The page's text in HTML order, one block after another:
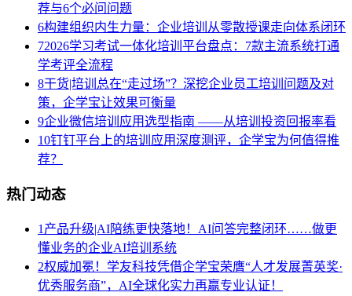
荐与6个必问问题
6构建组织内生力量：企业培训从零散授课走向体系闭环
72026学习考试一体化培训平台盘点：7款主流系统打通
学考评全流程
8干货|培训总在“走过场”？深挖企业员工培训问题及对
策，企学宝让效果可衡量
9企业微信培训应用选型指南 ——从培训投资回报率看
10钉钉平台上的培训应用深度测评，企学宝为何值得推
荐？
热门动态
1 产品升级|AI陪练更快落地！AI问答完整闭环……做更
懂业务的企业AI培训系统
2权威加冕！学友科技凭借企学宝荣膺“人才发展菁英奖·
优秀服务商”，AI全球化实力再赢专业认证！